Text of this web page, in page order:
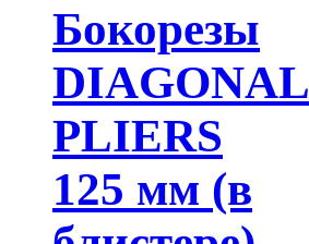
Бокорезы
DIAGONAL
PLIERS
125 мм (в